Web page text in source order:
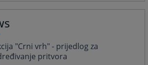
"Crni vrh" - prijedlog za
pritvora